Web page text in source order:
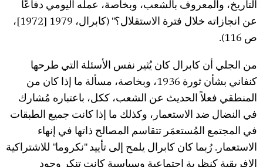
التاريخ، والمعروف بالشعب، وبخاصة، عمله اليومي دفاعًا
عن انجازاته خلال فترة الاستقلال؟" (كابرال، 1979 [1972]،
ص 116).
من الجلي أن كابرال كان يُثير نفس الأسئلة التي طرحها
كنفاني بشأن ثورة 1936، وبخاصة، مسألة ما إذا كان من
المنطقي فعلاً الحديث عن الشعب، ككل، باعتباره مُشارك
في النضال ضد الاستعمار، وكذلك ما إذا كانت جميع الطبقات
في المجتمع المُستعمَر تتقاسم المصالح ذاتها في إنهاء
الاستعمار. رُبما كان كابرال يلمح إلى تأييد "نكروما" للاشتراكية
الإفريقية كنظرية اجتماعية وسياسية كانت تنكر وجود